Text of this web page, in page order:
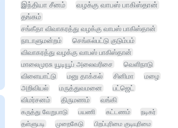
இந்தியா சீனம்
வழக்கு வாபஸ் பாகிஸ்தான்
தங்கம்
சங்கீதா விவாகரத்து வழக்கு வாபஸ் பாகிஸ்தான்
நாடாளுமன்றம்
செங்கல்பட்டு குடும்பம்
விவாகரத்து வழக்கு வாபஸ் பாகிஸ்தான்
மாலைமுரசு யூடியூப் அலைவரிசை
வெளிநாடு
விளையாட்டு
மனு தாக்கல் சினிமா
மழை
அறிவியல்
மருத்துவமனை
பட்ஜெட்
விமர்சனம்
திருமணம்
வங்கி
கருத்து வேறுபாடு
பயணி கட்டணம்
நடிகர்
தள்ளுபடி
முறைகேடு
பிறப்புரிமை குடியுரிமை